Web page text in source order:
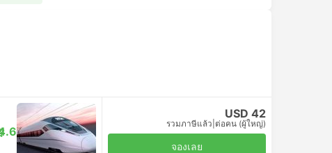
USD 42
รวมภาษีแล้ว ต่อคน (ผู้ใหญ่)
จองเลย